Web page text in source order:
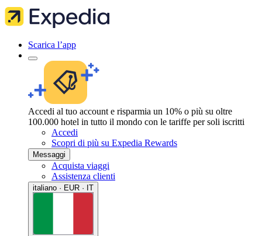
Scarica l’app
Accedi al tuo account e risparmia un 10% o più su oltre
100.000 hotel in tutto il mondo con le tariffe per soli iscritti
Accedi
Scopri di più su Expedia Rewards
Messaggi
Acquista viaggi
Assistenza clienti
italiano · EUR · IT